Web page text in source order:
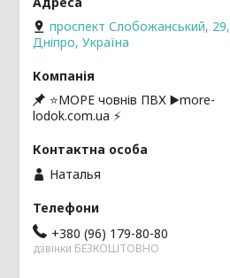
проспект Слобожанський, 29,
Дніпро, Україна
⭐️МОРЕ човнів ПВХ ▶️more-
lodok.com.ua ⚡
Наталья
+380 (96) 179-80-80
дзвінки БЕЗКОШТОВНО